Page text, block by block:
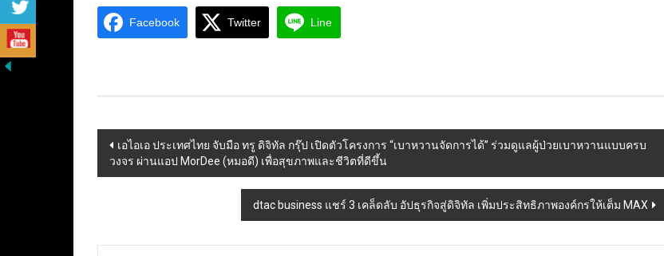
Facebook Twitter Line
Post
navigation
เอไอเอ ประเทศไทย จับมือ ทรู ดิจิทัล กรุ๊ป เปิดตัวโครงการ “เบาหวานจัดการได้” ร่วมดูแลผู้ป่วยเบาหวานแบบครบ
วงจร ผ่านแอป MorDee (หมอดี) เพื่อสุขภาพและชีวิตที่ดีขึ้น
dtac business แชร์ 3 เคล็ดลับ อัปธุรกิจสู่ดิจิทัล เพิ่มประสิทธิภาพองค์กรให้เต็ม MAX